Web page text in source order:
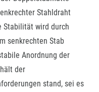
Stahldraht
Stabilität wird durch
senkrechten Stab
Anordnung der
der
stand, sei es